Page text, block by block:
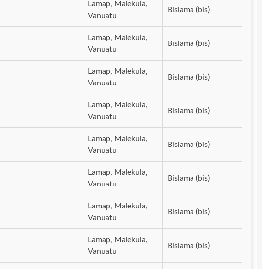
Lamap, Malekula,
Vanuatu
Bislama (bis)
Lamap, Malekula,
Vanuatu
Bislama (bis)
Lamap, Malekula,
Vanuatu
Bislama (bis)
Lamap, Malekula,
Vanuatu
Bislama (bis)
Lamap, Malekula,
Vanuatu
Bislama (bis)
Lamap, Malekula,
Vanuatu
Bislama (bis)
Lamap, Malekula,
Vanuatu
Bislama (bis)
Lamap, Malekula,
Vanuatu
Bislama (bis)